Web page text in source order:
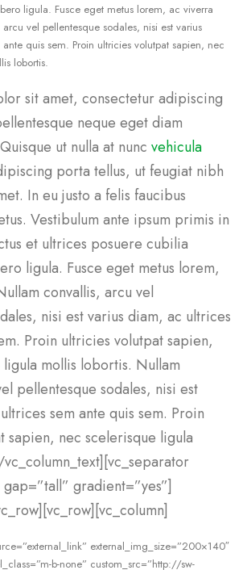
ligula. Fusce eget metus lorem, ac viverra
vel pellentesque sodales, nisi est varius
quis sem. Proin ultricies volutpat sapien, nec
lobortis.
sit amet, consectetur adipiscing
neque eget diam
ut nulla at nunc vehicula
porta tellus, ut feugiat nibh
In eu justo a felis faucibus
Vestibulum ante ipsum primis in
et ultrices posuere cubilia
ligula. Fusce eget metus lorem,
convallis, arcu vel
nisi est varius diam, ac ultrices
Proin ultricies volutpat sapien,
mollis lobortis. Nullam
pellentesque sodales, nisi est
sem ante quis sem. Proin
sapien, nec scelerisque ligula
gradient=”yes”]
external_img_size=”200×140″
b-none” custom_src=”http://sw-